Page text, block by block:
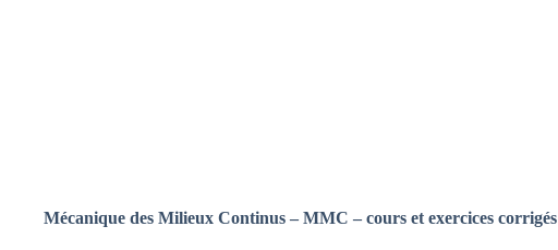
Mécanique des Milieux Continus – MMC – cours et exercices corrigés